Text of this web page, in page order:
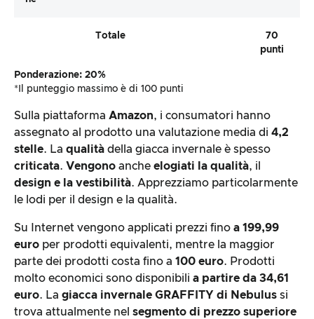
Totale
70
punti
Ponderazione: 20%
*Il punteggio massimo è di 100 punti
Sulla piattaforma Amazon, i consumatori hanno
assegnato al prodotto una valutazione media di 4,2
stelle. La qualità della giacca invernale è spesso
criticata. Vengono anche elogiati la qualità, il
design e la vestibilità. Apprezziamo particolarmente
le lodi per il design e la qualità.
Su Internet vengono applicati prezzi fino a 199,99
euro per prodotti equivalenti, mentre la maggior
parte dei prodotti costa fino a 100 euro. Prodotti
molto economici sono disponibili a partire da 34,61
euro. La giacca invernale GRAFFITY di Nebulus si
trova attualmente nel segmento di prezzo superiore